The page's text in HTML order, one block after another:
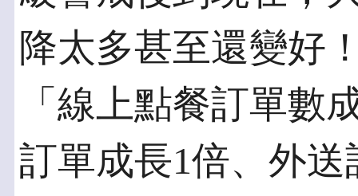
降太多甚至還變好
「線上點餐訂單數
訂單成長1倍、外